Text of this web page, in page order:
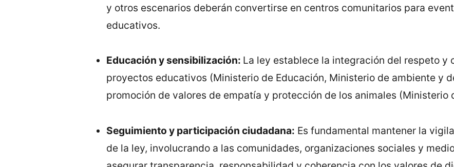
y otros escenarios deberán convertirse en centros comunitarios para
educativos.
Educación y sensibilización: La ley establece la integración del respeto y
proyectos educativos (Ministerio de Educación, Ministerio de ambiente y
promoción de valores de empatía y protección de los animales (Ministerio
Seguimiento y participación ciudadana: Es fundamental mantener la
de la ley, involucrando a las comunidades, organizaciones sociales y